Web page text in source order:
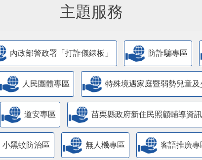
主題服務
內政部警政署「打詐儀錶板」 防詐騙專區
人民團體專區 特殊境遇家庭暨弱勢兒童
道安專區 苗栗縣政府新住民照顧輔導資
小黑蚊防治區 無人機專區 客語推廣專